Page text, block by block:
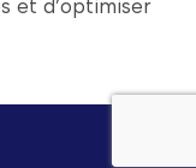
et d’optimiser